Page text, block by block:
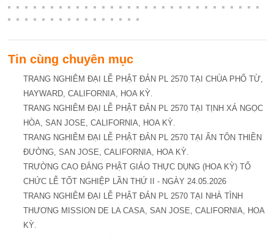
Tin cùng chuyên mục
TRANG NGHIÊM ĐẠI LỄ PHẬT ĐẢN PL 2570 TẠI CHÙA PHỔ TỪ,
HAYWARD, CALIFORNIA, HOA KỲ.
TRANG NGHIÊM ĐẠI LỄ PHẬT ĐẢN PL 2570 TẠI TỊNH XÁ NGỌC
HÒA, SAN JOSE, CALIFORNIA, HOA KỲ.
TRANG NGHIÊM ĐẠI LỄ PHẬT ĐẢN PL 2570 TẠI ẤN TÔN THIỀN
ĐƯỜNG, SAN JOSE, CALIFORNIA, HOA KỲ.
TRƯỜNG CAO ĐẲNG PHẬT GIÁO THỰC DỤNG (HOA KỲ) TỔ
CHỨC LỄ TỐT NGHIỆP LẦN THỨ II - NGÀY 24.05.2026
TRANG NGHIÊM ĐẠI LỄ PHẬT ĐẢN PL 2570 TẠI NHÀ TÌNH
THƯƠNG MISSION DE LA CASA, SAN JOSE, CALIFORNIA, HOA
KỲ.